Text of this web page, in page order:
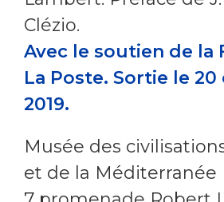
Clézio.
Avec le soutien de la
La Poste. Sortie le
2019.
Musée des
et de la Méditerranée